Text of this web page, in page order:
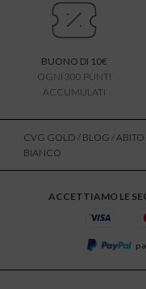
BUONO DI 10€
OGNI 300 PUNTI
ACCUMULATI
CVG GOLD / BLOG / ABITO
BIANCO
ACCETTIAMO LE